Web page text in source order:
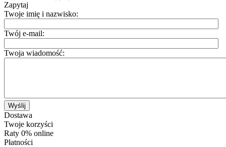
Zapytaj
Twoje imię i nazwisko:
Twój e-mail:
Twoja wiadomość:
Wyślij
Dostawa
Twoje korzyści
Raty 0% online
Płatności